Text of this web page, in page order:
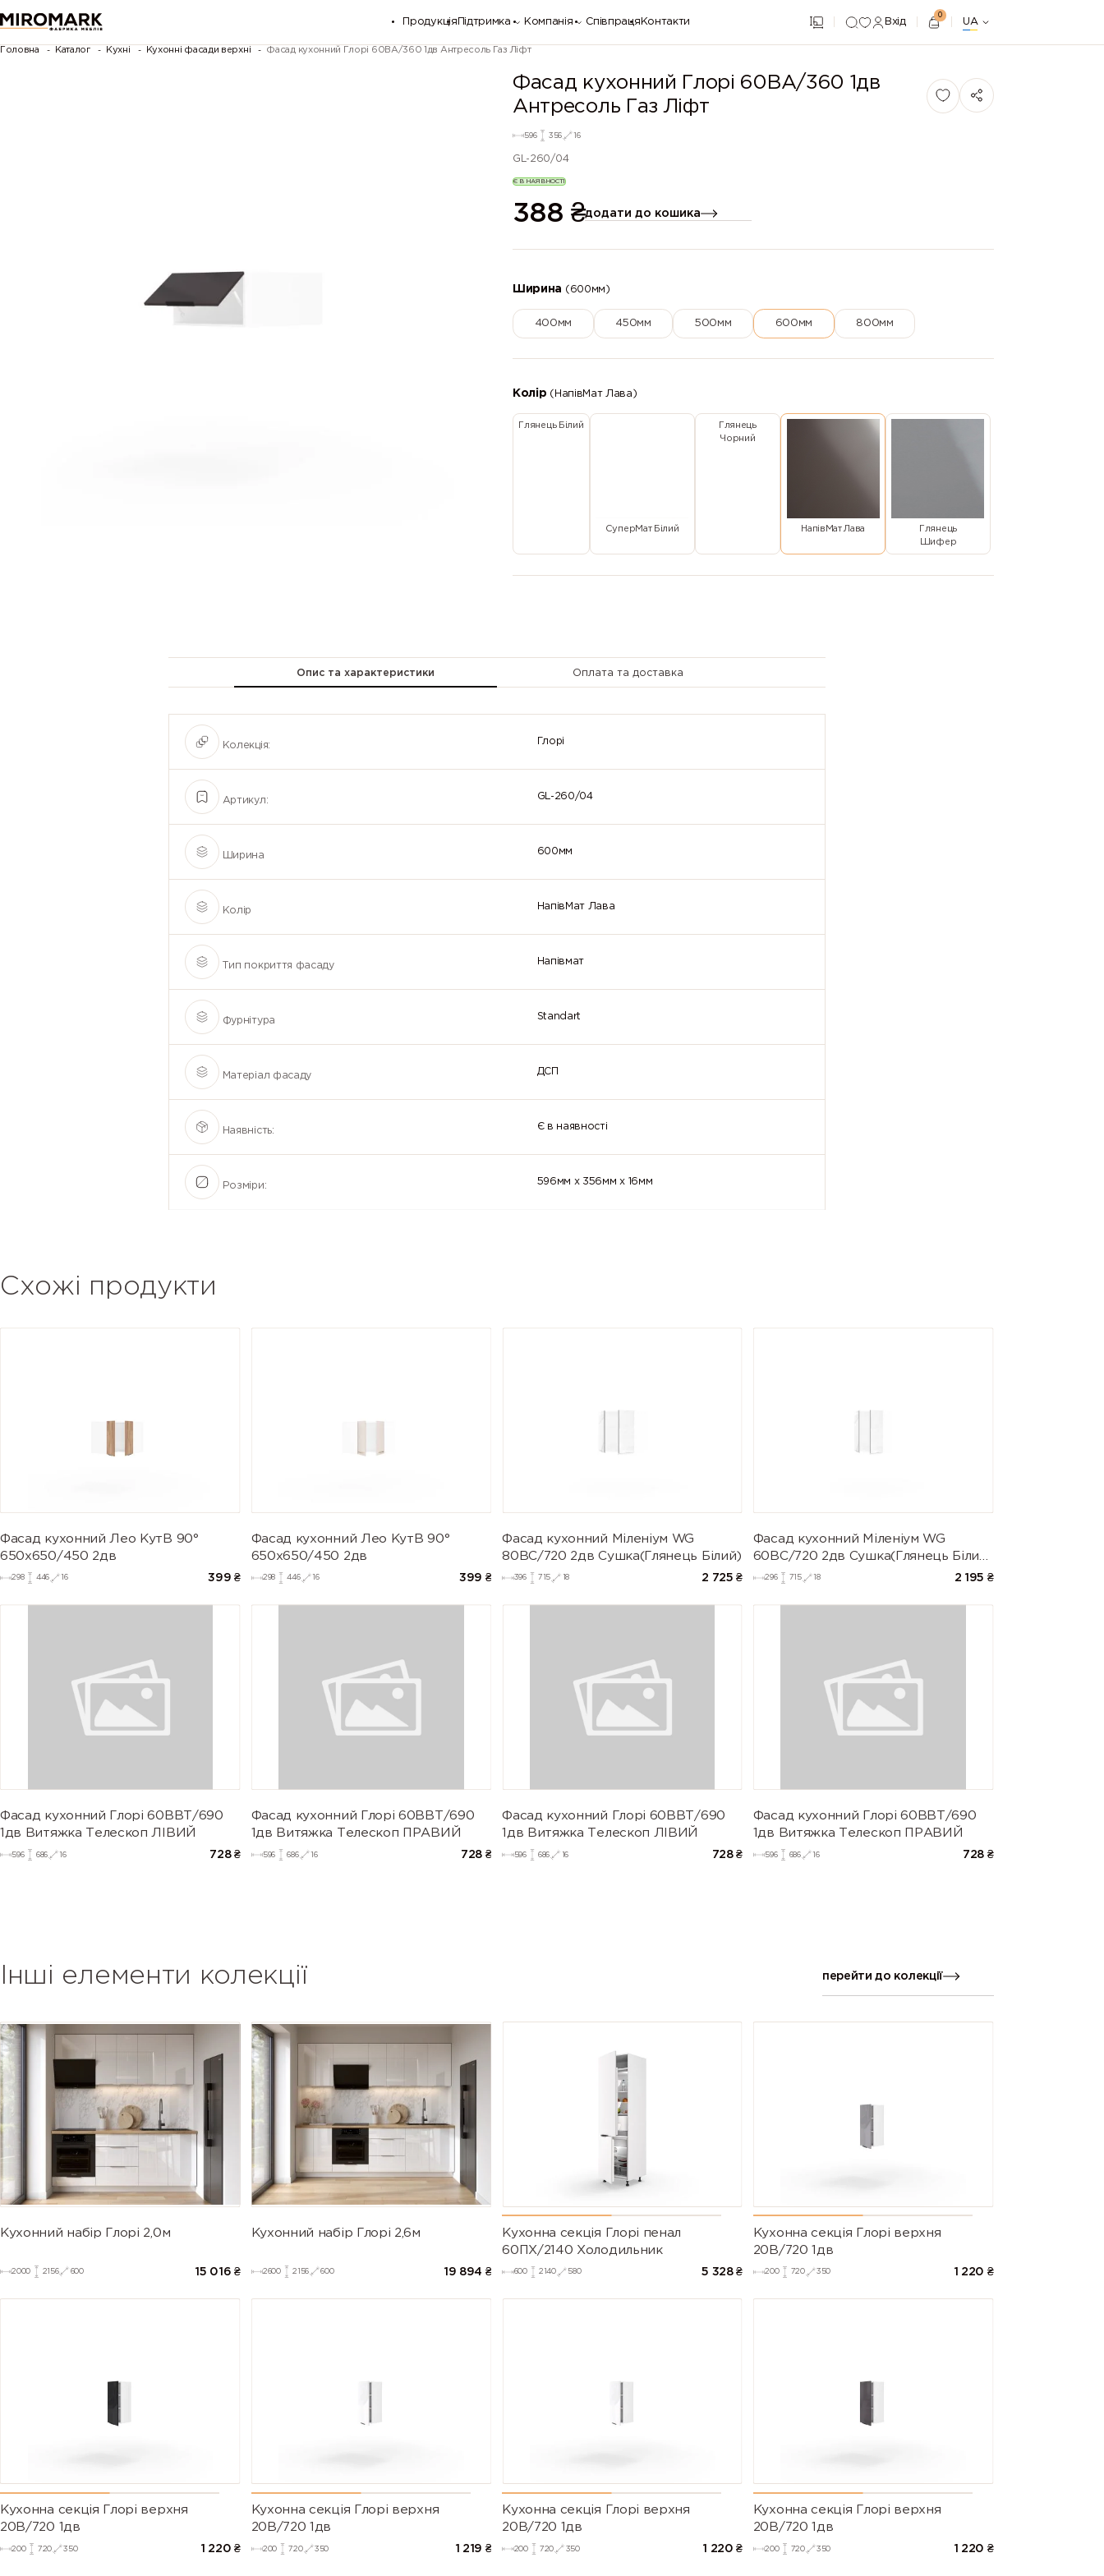
Продукція Підтримка Компанія Співпраця Контакти Вхід
0
UA
Головна Каталог Кухні Кухонні фасади верхні Фасад кухонний Глорі 60ВА/360 1дв Антресоль Газ Ліфт
Фасад кухонний Глорі 60ВА/360 1дв
Антресоль Газ Ліфт
596 356 16
GL-260/04
Є В НАЯВНОСТІ
388 ₴додати до кошика
Ширина (600мм)
400мм 450мм 500мм 600мм 800мм
Колір (НапівМат Лава)
Глянець Білий
СуперМат Білий
Глянець
Чорний
НапівМат Лава
Глянець
Шифер
Опис та характеристики Оплата та доставка
Колекція: Глорі
Артикул: GL-260/04
Ширина 600мм
Колір НапівМат Лава
Тип покриття фасаду Напівмат
Фурнітура Standart
Матеріал фасаду ДСП
Наявність: Є в наявності
Розміри: 596мм x 356мм x 16мм
Схожі продукти
Фасад кухонний Лео КутВ 90°
650х650/450 2дв
298 446 16 399 ₴
Фасад кухонний Лео КутВ 90°
650х650/450 2дв
298 446 16 399 ₴
Фасад кухонний Міленіум WG
80ВС/720 2дв Сушка(Глянець Білий)
396 715 18 2 725 ₴
Фасад кухонний Міленіум WG
60ВС/720 2дв Сушка(Глянець Білий
(Серія М))
296 715 18 2 195 ₴
Фасад кухонний Глорі 60ВВТ/690
1дв Витяжка Телескоп ЛІВИЙ
596 686 16 728 ₴
Фасад кухонний Глорі 60ВВТ/690
1дв Витяжка Телескоп ПРАВИЙ
596 686 16 728 ₴
Фасад кухонний Глорі 60ВВТ/690
1дв Витяжка Телескоп ЛІВИЙ
596 686 16 728 ₴
Фасад кухонний Глорі 60ВВТ/690
1дв Витяжка Телескоп ПРАВИЙ
596 686 16 728 ₴
Інші елементи колекції перейти до колекції
Кухонний набір Глорі 2,0м
2000 2156 600 15 016 ₴
Кухонний набір Глорі 2,6м
2600 2156 600 19 894 ₴
Кухонна секція Глорі пенал
60ПХ/2140 Холодильник
600 2140 580 5 328 ₴
Кухонна секція Глорі верхня
20В/720 1дв
200 720 350 1 220 ₴
Кухонна секція Глорі верхня
20В/720 1дв
200 720 350 1 220 ₴
Кухонна секція Глорі верхня
20В/720 1дв
200 720 350 1 219 ₴
Кухонна секція Глорі верхня
20В/720 1дв
200 720 350 1 220 ₴
Кухонна секція Глорі верхня
20В/720 1дв
200 720 350 1 220 ₴